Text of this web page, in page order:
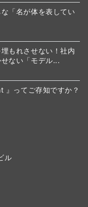
「名が体を表してい
もれさせない！社内
ない「モデル...
』ってご存知ですか？
ル